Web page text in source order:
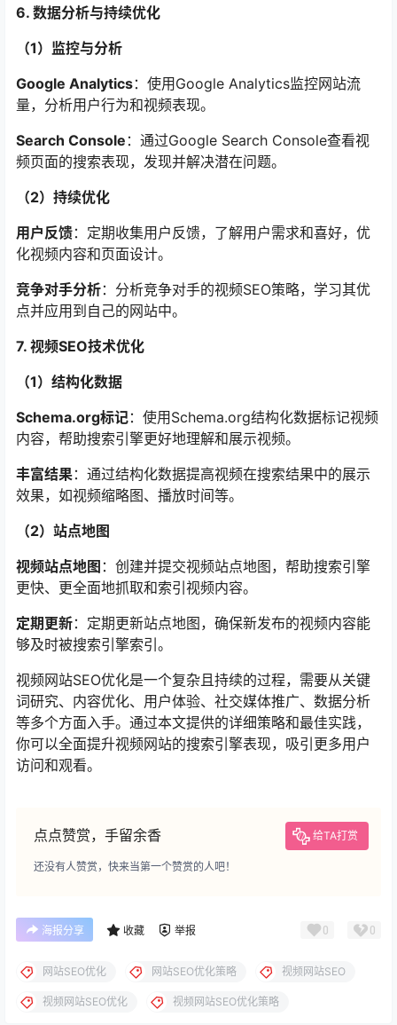
6. 数据分析与持续优化
（1）监控与分析
Google Analytics：使用Google Analytics监控网站流
量，分析用户行为和视频表现。
Search Console ：通过Google Search Console查看视
频页面的搜索表现，发现并解决潜在问题。
（2）持续优化
用户反馈：定期收集用户反馈，了解用户需求和喜好，优
化视频内容和页面设计。
竞争对手分析：分析竞争对手的视频SEO策略，学习其优
点并应用到自己的网站中。
7. 视频SEO技术优化
（1）结构化数据
Schema.org标记：使用Schema.org结构化数据标记视频
内容，帮助搜索引擎更好地理解和展示视频。
丰富结果：通过结构化数据提高视频在搜索结果中的展示
效果，如视频缩略图、播放时间等。
（2）站点地图
视频站点地图 ：创建并提交视频站点地图，帮助搜索引擎
更快、更全面地抓取和索引视频内容。
定期更新：定期更新站点地图，确保新发布的视频内容能
够及时被搜索引擎索引。
视频网站SEO优化是一个复杂且持续的过程，需要从关键
词研究、内容优化、用户体验、社交媒体推广、数据分析
等多个方面入手。通过本文提供的详细策略和最佳实践，
你可以全面提升视频网站的搜索引擎表现，吸引更多用户
访问和观看。
点点赞赏，手留余香 给TA打赏
还没有人赞赏，快来当第一个赞赏的人吧！
海报分享 收藏 举报 0 0
网站SEO优化 网站SEO优化策略 视频网站SEO
视频网站SEO优化 视频网站SEO优化策略